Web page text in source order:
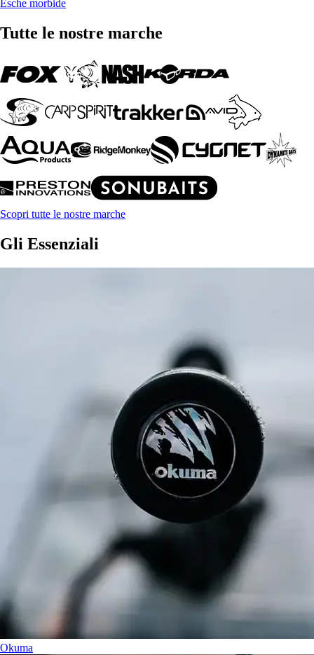
Esche morbide
Tutte le nostre marche
Scopri tutte le nostre marche
Gli Essenziali
Okuma